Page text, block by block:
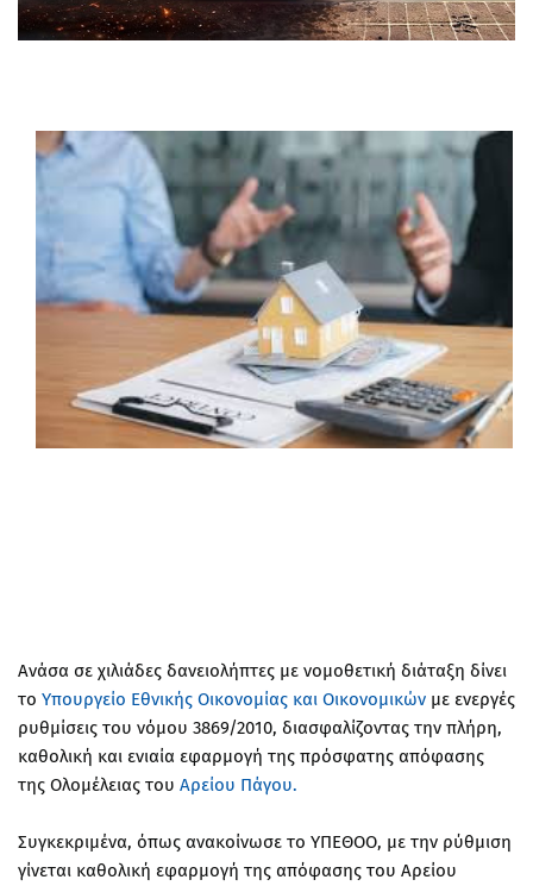
Aνάσα σε χιλιάδες δανειολήπτες με νομοθετική διάταξη δίνει
το Υπουργείο Εθνικής Οικονομίας και Οικονομικών με ενεργές
ρυθμίσεις του νόμου 3869/2010, διασφαλίζοντας την πλήρη,
καθολική και ενιαία εφαρμογή της πρόσφατης απόφασης
της Ολομέλειας του Αρείου Πάγου.
Συγκεκριμένα, όπως ανακοίνωσε το ΥΠΕΘΟΟ, με την ρύθμιση
γίνεται καθολική εφαρμογή της απόφασης του Αρείου